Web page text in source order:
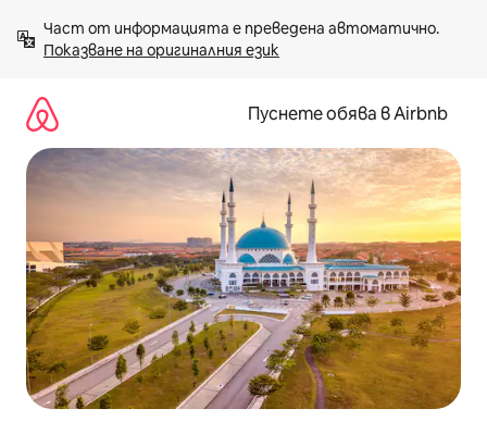
към
съдържанието
Показване на оригиналния език
Пуснете обява в Airbnb